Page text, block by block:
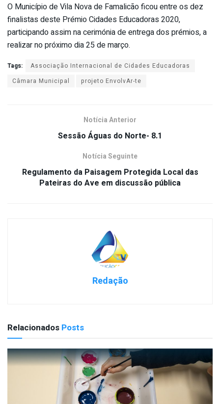
O Município de Vila Nova de Famalicão ficou entre os dez
finalistas deste Prémio Cidades Educadoras 2020,
participando assim na cerimónia de entrega dos prémios, a
realizar no próximo dia 25 de março.
Tags:
Associação Internacional de Cidades Educadoras
Câmara Municipal
projeto EnvolvAr-te
Notícia Anterior
Sessão Águas do Norte- 8.1
Notícia Seguinte
Regulamento da Paisagem Protegida Local das
Pateiras do Ave em discussão pública
Redação
Relacionados Posts